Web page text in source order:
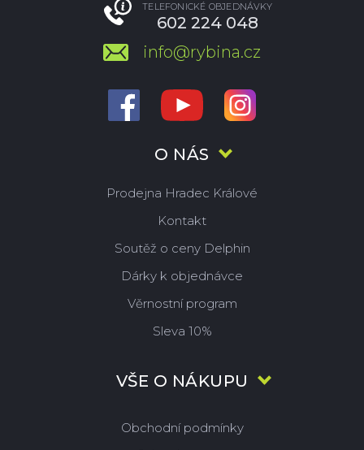
O NÁS
Prodejna Hradec Králové
Kontakt
Soutěž o ceny Delphin
Dárky k objednávce
Věrnostní program
Sleva 10%
VŠE O NÁKUPU
Obchodní podmínky
TELEFONICKÉ OBJEDNÁVKY
602 224 048
info@rybina.cz